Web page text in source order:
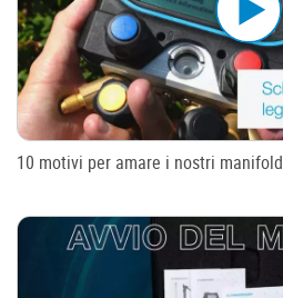
10 motivi per amare i nostri manifold